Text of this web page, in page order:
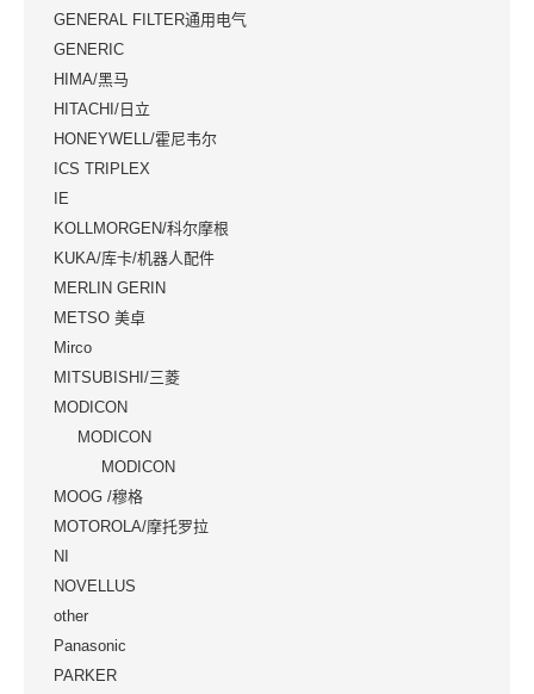
GENERAL FILTER通用电气
GENERIC
HIMA/黑马
HITACHI/日立
HONEYWELL/霍尼韦尔
ICS TRIPLEX
IE
KOLLMORGEN/科尔摩根
KUKA/库卡/机器人配件
MERLIN GERIN
METSO 美卓
Mirco
MITSUBISHI/三菱
MODICON
MODICON
MODICON
MOOG /穆格
MOTOROLA/摩托罗拉
NI
NOVELLUS
other
Panasonic
PARKER